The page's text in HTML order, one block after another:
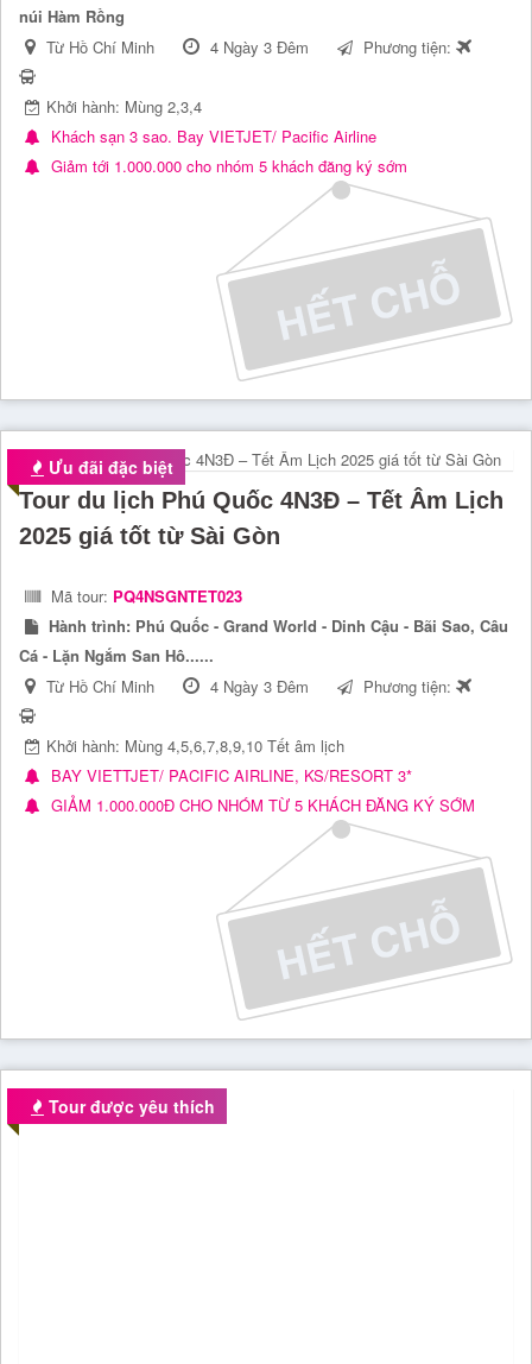
núi Hàm Rồng
Từ Hồ Chí Minh
4 Ngày 3 Đêm Phương tiện:
Khởi hành: Mùng 2,3,4
Khách sạn 3 sao. Bay VIETJET/ Pacific Airline
Giảm tới 1.000.000 cho nhóm 5 khách đăng ký sớm
Ưu đãi đặc biệt
Tour du lịch Phú Quốc 4N3Đ – Tết Âm Lịch
2025 giá tốt từ Sài Gòn
Mã tour: PQ4NSGNTET023
Hành trình: Phú Quốc - Grand World - Dinh Cậu - Bãi Sao, Câu
Cá - Lặn Ngắm San Hô......
Từ Hồ Chí Minh
4 Ngày 3 Đêm Phương tiện:
Khởi hành: Mùng 4,5,6,7,8,9,10 Tết âm lịch
BAY VIETTJET/ PACIFIC AIRLINE, KS/RESORT 3*
GIẢM 1.000.000Đ CHO NHÓM TỪ 5 KHÁCH ĐĂNG KÝ SỚM
Tour được yêu thích